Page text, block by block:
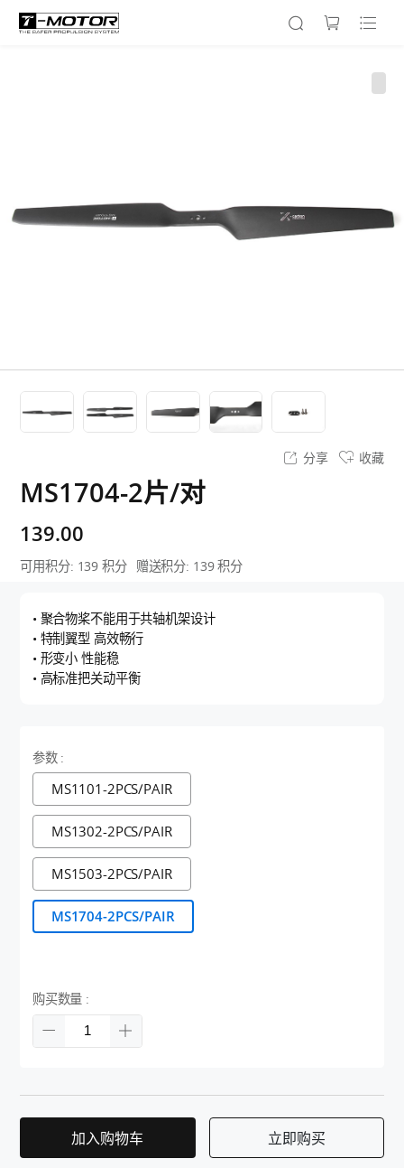
分享 收藏
MS1704-2片/对
139.00
可用积分: 139积分 赠送积分: 139积分
• 聚合物桨不能用于共轴机架设计
• 特制翼型 高效畅行
• 形变小 性能稳
• 高标准把关动平衡
参数 :
MS1101-2PCS/PAIR
MS1302-2PCS/PAIR
MS1503-2PCS/PAIR
MS1704-2PCS/PAIR
购买数量 :
加入购物车 立即购买